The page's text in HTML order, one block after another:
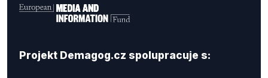
Projekt Demagog.cz spolupracuje s: